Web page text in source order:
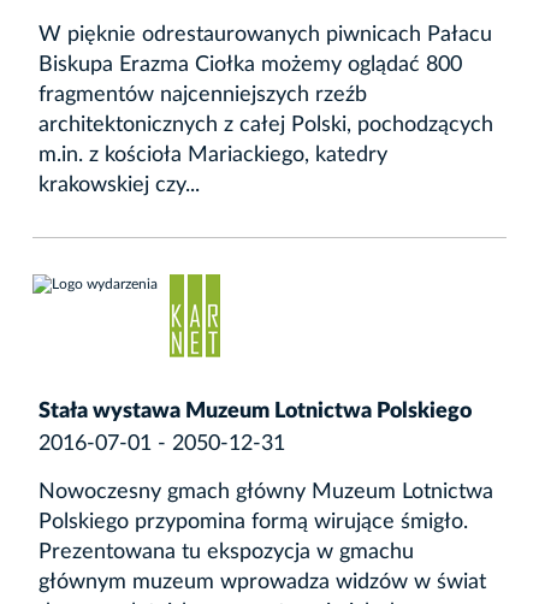
W pięknie odrestaurowanych piwnicach Pałacu
Biskupa Erazma Ciołka możemy oglądać 800
fragmentów najcenniejszych rzeźb
architektonicznych z całej Polski, pochodzących
m.in. z kościoła Mariackiego, katedry
krakowskiej czy...
Stała wystawa Muzeum Lotnictwa Polskiego
2016-07-01 - 2050-12-31
Nowoczesny gmach główny Muzeum Lotnictwa
Polskiego przypomina formą wirujące śmigło.
Prezentowana tu ekspozycja w gmachu
głównym muzeum wprowadza widzów w świat